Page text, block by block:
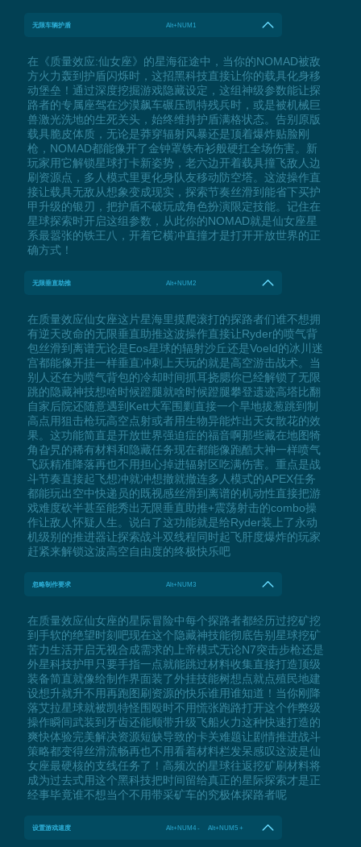
无限车辆护盾 Alt+NUM1
在《质量效应:仙女座》的星海征途中，当你的NOMAD被敌
方火力轰到护盾闪烁时，这招黑科技直接让你的载具化身移
动堡垒！通过深度挖掘游戏隐藏设定，这组神级参数能让探
路者的专属座驾在沙漠飙车碾压凯特残兵时，或是被机械巨
兽激光洗地的生死关头，始终维持护盾满格状态。告别原版
载具脆皮体质，无论是莽穿辐射风暴还是顶着爆炸贴脸刚
枪，NOMAD都能像开了金钟罩铁布衫般硬扛全场伤害。新
玩家用它解锁星球打卡新姿势，老六边开着载具撞飞敌人边
刷资源点，多人模式里更化身队友移动防空塔。这波操作直
接让载具无敌从想象变成现实，探索节奏丝滑到能省下买护
甲升级的银刃，把护盾不破玩成角色扮演限定技能。记住在
星球探索时开启这组参数，从此你的NOMAD就是仙女座星
系最嚣张的铁王八，开着它横冲直撞才是打开开放世界的正
确方式！
无限垂直助推 Alt+NUM2
在质量效应仙女座这片星海里摸爬滚打的探路者们谁不想拥
有逆天改命的无限垂直助推这波操作直接让Ryder的喷气背
包丝滑到离谱无论是Eos星球的辐射沙丘还是Voeld的冰川迷
宫都能像开挂一样垂直冲刺上天玩的就是高空游击战术。当
别人还在为喷气背包的冷却时间抓耳挠腮你已经解锁了无限
跳的隐藏神技想啥时候蹬腿就啥时候蹬腿攀登遗迹高塔比翻
自家后院还随意遇到Kett大军围剿直接一个旱地拔葱跳到制
高点用狙击枪玩高空点射或者用生物异能炸出天女散花的效
果。这功能简直是开放世界强迫症的福音啊那些藏在地图犄
角旮旯的稀有材料和隐藏任务现在都能像跑酷大神一样喷气
飞跃精准降落再也不用担心掉进辐射区吃满伤害。重点是战
斗节奏直接起飞想冲就冲想撤就撤连多人模式的APEX任务
都能玩出空中快递员的既视感丝滑到离谱的机动性直接把游
戏难度砍半甚至能秀出无限垂直助推+震荡射击的combo操
作让敌人怀疑人生。说白了这功能就是给Ryder装上了永动
机级别的推进器让探索战斗双线程同时起飞肝度爆炸的玩家
赶紧来解锁这波高空自由度的终极快乐吧
忽略制作要求 Alt+NUM3
在质量效应仙女座的星际冒险中每个探路者都经历过挖矿挖
到手软的绝望时刻吧现在这个隐藏神技能彻底告别星球挖矿
苦力生活开启无视合成需求的上帝模式无论N7突击步枪还是
外星科技护甲只要手指一点就能跳过材料收集直接打造顶级
装备简直就像给制作界面装了外挂技能树想点就点殖民地建
设想升就升不用再跑图刷资源的快乐谁用谁知道！当你刚降
落艾拉星球就被凯特怪围殴时不用慌张跑路打开这个作弊级
操作瞬间武装到牙齿还能顺带升级飞船火力这种快速打造的
爽快体验完美解决资源短缺导致的卡关难题让剧情推进战斗
策略都变得丝滑流畅再也不用看着材料栏发呆感叹这波是仙
女座最硬核的支线任务了！高频次的星球往返挖矿刷材料将
成为过去式用这个黑科技把时间留给真正的星际探索才是正
经事毕竟谁不想当个不用带采矿车的究极体探路者呢
设置游戏速度 Alt+NUM4 - Alt+NUM5 +